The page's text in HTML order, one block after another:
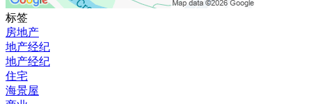
标签
房地产
地产经纪
地产经纪
住宅
海景屋